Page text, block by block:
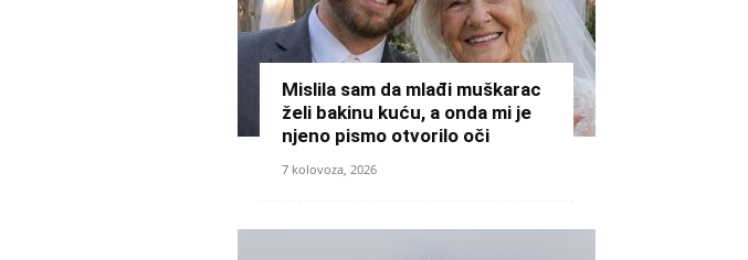
Mislila sam da mlađi muškarac
želi bakinu kuću, a onda mi je
njeno pismo otvorilo oči
7 kolovoza, 2026